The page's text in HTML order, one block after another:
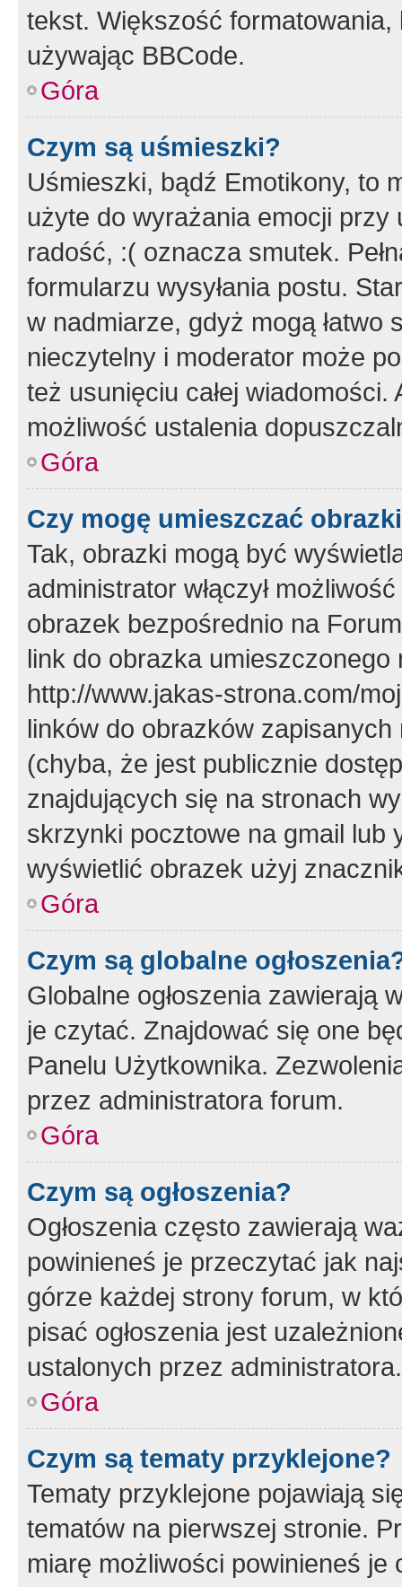
tekst. Większość
używając BBCode.
Góra
Czym są uśmieszki?
Uśmieszki, bądź Emotikony, to
użyte do wyrażania emocji
radość, :( oznacza smutek.
formularzu wysyłania postu.
w nadmiarze, gdyż mogą
nieczytelny i moderator może
też usunięciu całej
możliwość ustalenia
Góra
Czy mogę umieszczać
Tak, obrazki mogą być
administrator włączył
obrazek bezpośrednio na
link do obrazka
http://www.jakas-strona.com/
linków do obrazków
(chyba, że jest publicznie
znajdujących się na stronach
skrzynki pocztowe na gmail lub
wyświetlić obrazek użyj
Góra
Czym są globalne
Globalne ogłoszenia zawierają
je czytać. Znajdować się one
Panelu Użytkownika.
przez administratora forum.
Góra
Czym są ogłoszenia?
Ogłoszenia często zawierają
powinieneś je przeczytać jak
górze każdej strony forum, w
pisać ogłoszenia jest
ustalonych przez administratora.
Góra
Czym są tematy przyklejone?
Tematy przyklejone pojawiają
tematów na pierwszej stronie.
miarę możliwości powinieneś je